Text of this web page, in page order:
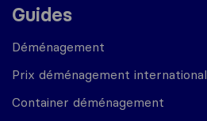
Guides
Déménagement
Prix déménagement international
Container déménagement